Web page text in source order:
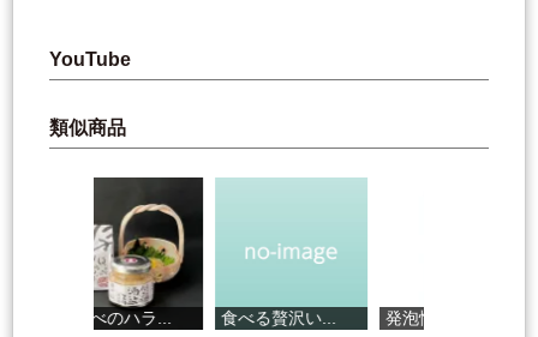
YouTube
類似商品
まなべのハラ... 食べる贅沢い... 発泡性清酒 ...